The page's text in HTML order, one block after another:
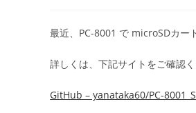
最近、PC-8001 で microSDカー
詳しくは、下記サイトをご確認く
GitHub – yanataka60/PC-